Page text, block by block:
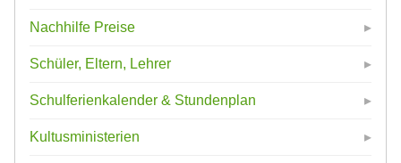
Nachhilfe Preise
Schüler, Eltern, Lehrer
Schulferienkalender & Stundenplan
Kultusministerien